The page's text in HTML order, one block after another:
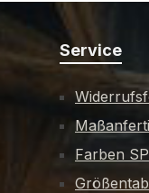
Service
Farben